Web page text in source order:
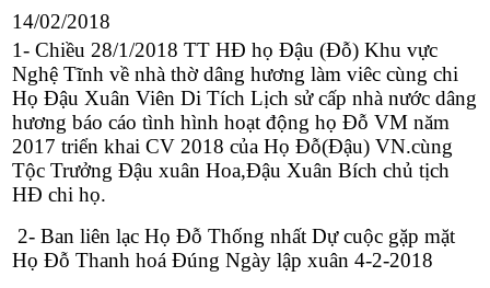
14/02/2018
1- Chiều 28/1/2018 TT HĐ họ Đậu (Đỗ) Khu vực
Nghệ Tĩnh về nhà thờ dâng hương làm viêc cùng chi
Họ Đậu Xuân Viên Di Tích Lịch sử cấp nhà nước dâng
hương báo cáo tình hình hoạt động họ Đỗ VM năm
2017 triển khai CV 2018 của Họ Đỗ(Đậu) VN.cùng
Tộc Trưởng Đậu xuân Hoa,Đậu Xuân Bích chủ tịch
HĐ chi họ.
2- Ban liên lạc Họ Đỗ Thống nhất Dự cuộc gặp mặt
Họ Đỗ Thanh hoá Đúng Ngày lập xuân 4-2-2018